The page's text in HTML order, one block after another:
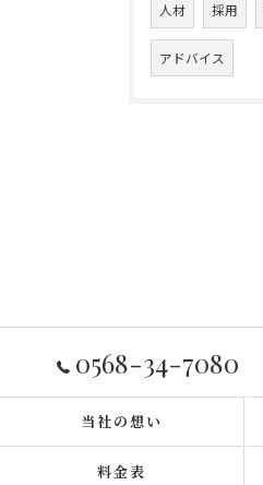
人材 採用
アドバイス
0568-34-7080
当社の想い
料金表